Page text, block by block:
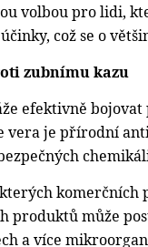
volbou pro lidi,
což se o
zubnímu kazu
efektivně
vera je přírodní
komerčních
produktů může
a více